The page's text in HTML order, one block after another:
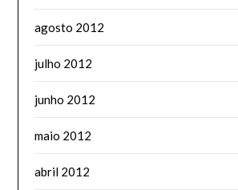
agosto 2012
julho 2012
junho 2012
maio 2012
abril 2012